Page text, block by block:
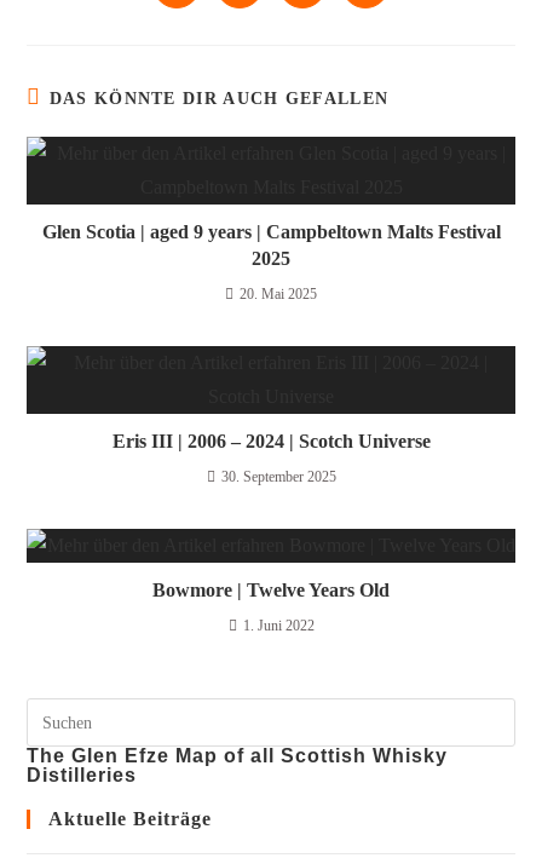
DAS KÖNNTE DIR AUCH GEFALLEN
Glen Scotia | aged 9 years | Campbeltown Malts Festival
2025
20. Mai 2025
Eris III | 2006 – 2024 | Scotch Universe
30. September 2025
Bowmore | Twelve Years Old
1. Juni 2022
The Glen Efze Map of all Scottish Whisky
Distilleries
Aktuelle Beiträge